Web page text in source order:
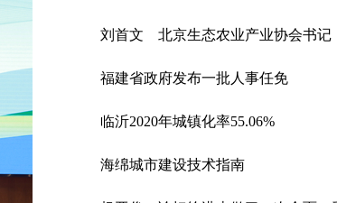
刘首文 北京生态农业产业协会书记
福建省政府发布一批人事任免
临沂2020年城镇化率55.06%
海绵城市建设技术指南